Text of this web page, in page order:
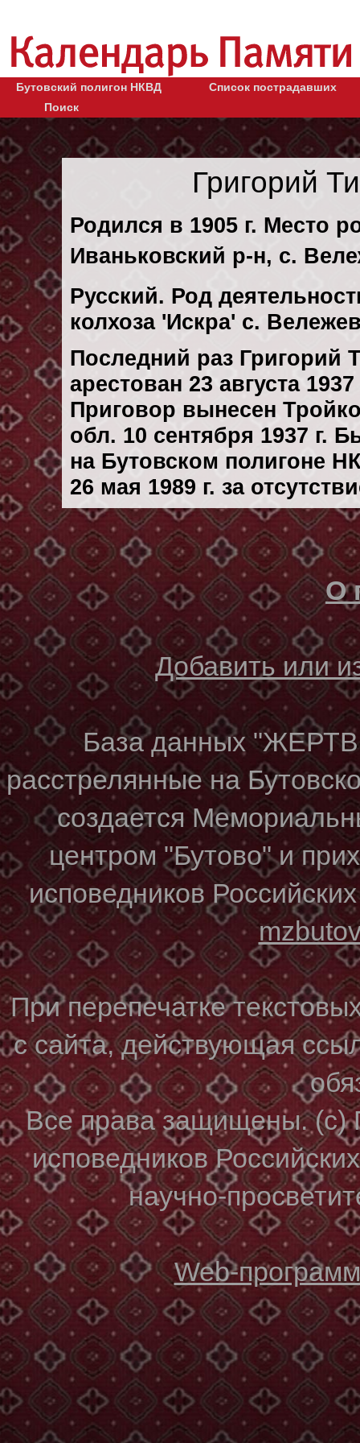
Бутовский полигон НКВД
Список пострадавших
Поиск
Григорий
Родился в 1905 г. Место
Иваньковский р-н, с.
Русский. Род
колхоза 'Искра' с.
Последний раз
арестован 23 августа 1937
Приговор вынесен
обл. 10 сентября 1937 г.
на Бутовском полигоне
26 мая 1989 г. за
О
Добавить или
База данных
расстрелянные на
создается
центром "Бутово" и
исповедников
При перепечатке
с сайта, действующая
Все права защищены. (с)
исповедников
научно-
Web-